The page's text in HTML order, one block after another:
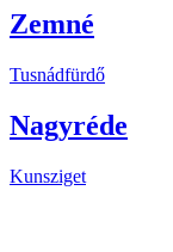
Zemné
Tusnádfürdő
Nagyréde
Kunsziget